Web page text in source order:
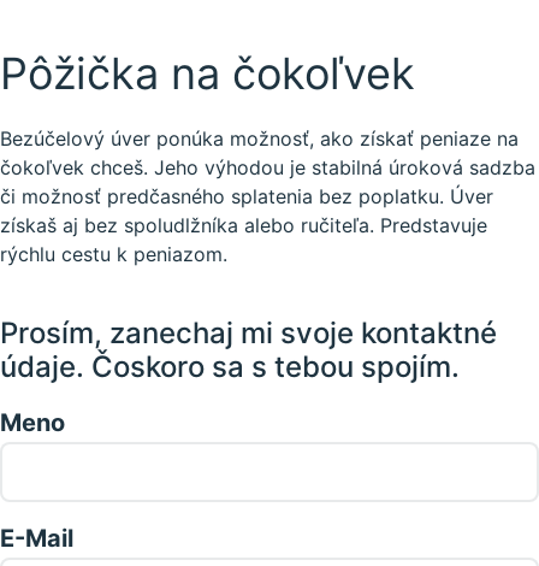
Pôžička na čokoľvek
Bezúčelový úver ponúka možnosť, ako získať peniaze na
čokoľvek chceš. Jeho výhodou je stabilná úroková sadzba
či možnosť predčasného splatenia bez poplatku. Úver
získaš aj bez spoludlžníka alebo ručiteľa. Predstavuje
rýchlu cestu k peniazom.
Prosím, zanechaj mi svoje kontaktné
údaje. Čoskoro sa s tebou spojím.
Meno
E-Mail